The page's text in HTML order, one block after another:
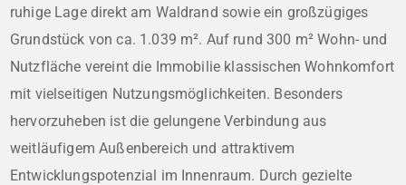
ruhige Lage direkt am Waldrand sowie ein großzügiges
Grundstück von ca. 1.039 m². Auf rund 300 m² Wohn- und
Nutzfläche vereint die Immobilie klassischen Wohnkomfort
mit vielseitigen Nutzungsmöglichkeiten. Besonders
hervorzuheben ist die gelungene Verbindung aus
weitläufigem Außenbereich und attraktivem
Entwicklungspotenzial im Innenraum. Durch gezielte